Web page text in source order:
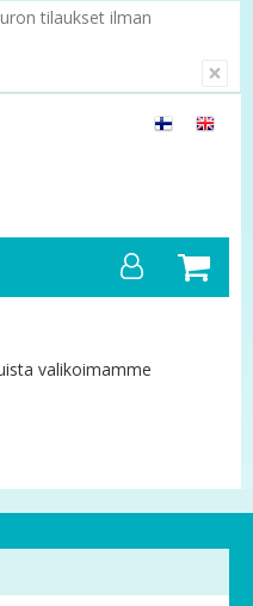
tilaukset ilman
×
valikoimamme